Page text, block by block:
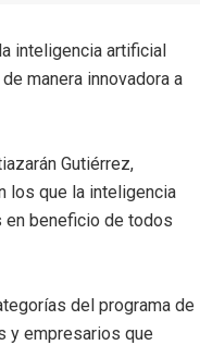
inteligencia artificial
manera innovadora a
Gutiérrez,
los que la inteligencia
en beneficio de todos
del programa de
y empresarios que